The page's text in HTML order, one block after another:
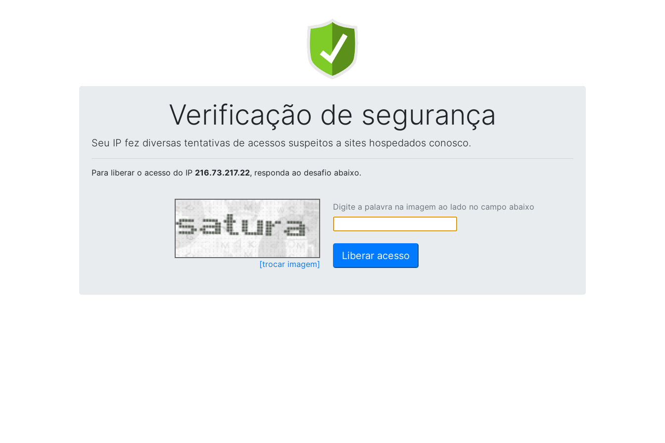
Verificação de segurança
Seu IP fez diversas tentativas de acessos suspeitos a sites hospedados conosco.
Para liberar o acesso do IP 216.73.217.22, responda ao desafio abaixo.
[trocar imagem]
Digite a palavra na imagem ao lado no campo abaixo